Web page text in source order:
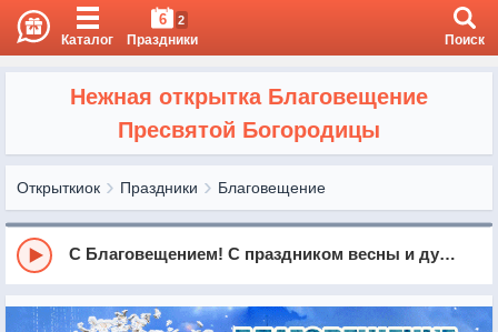
Каталог
6 2
Праздники Поиск
Нежная открытка Благовещение
Пресвятой Богородицы
Открыткиок Праздники Благовещение
С Благовещением! С праздником весны и душевного полёта!